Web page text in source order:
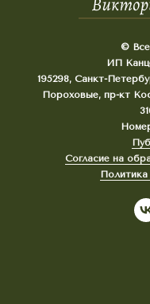
©
ИП
195298, Санкт-
Пороховые, пр-кт
Согласие на